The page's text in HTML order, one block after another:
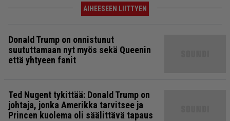
AIHEESEEN LIITTYEN
Donald Trump on onnistunut
suututtamaan nyt myös sekä Queenin
että yhtyeen fanit
Ted Nugent tykittää: Donald Trump on
johtaja, jonka Amerikka tarvitsee ja
Princen kuolema oli säälittävä tapaus